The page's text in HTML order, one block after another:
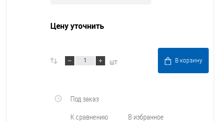
Цену уточнить
шт В корзину
К сравнению В избранное
Под заказ